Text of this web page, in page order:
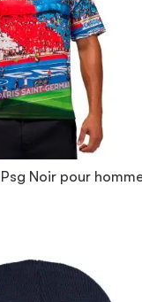
Noir pour